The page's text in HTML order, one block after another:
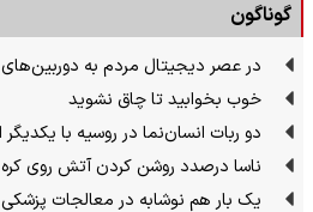
گوناگون
در عصر دیجیتال مردم به دوربین‌های
خوب بخوابید تا چاق نشوید
دو ربات انسان‌نما در روسیه با یکدیگر
ناسا درصدد روشن کردن آتش روی
یک بار هم نوشابه در معالجات پزشکی